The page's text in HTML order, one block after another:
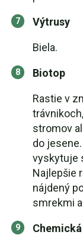
Výtrusy
Biela.
Biotop
Rastie v
stromov
do
vyskytuje
Najlepšie
nájdený
smrekmi